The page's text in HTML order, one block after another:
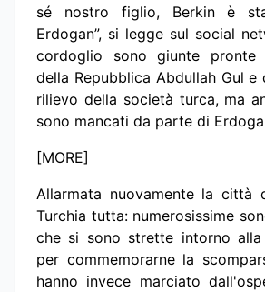
sé nostro figlio, Berkin è
Erdogan”, si legge sul social
cordoglio sono giunte pronte
della Repubblica Abdullah Gul e
rilievo della società turca, ma
sono mancati da parte di
[MORE]
Allarmata nuovamente la città
Turchia tutta: numerosissime
che si sono strette intorno
per commemorarne la
hanno invece marciato